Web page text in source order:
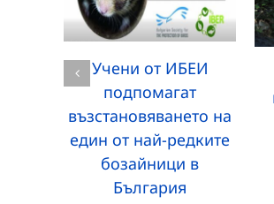
Учени от ИБЕИ
подпомагат
възстановяването на
един от най-редките
бозайници в
България